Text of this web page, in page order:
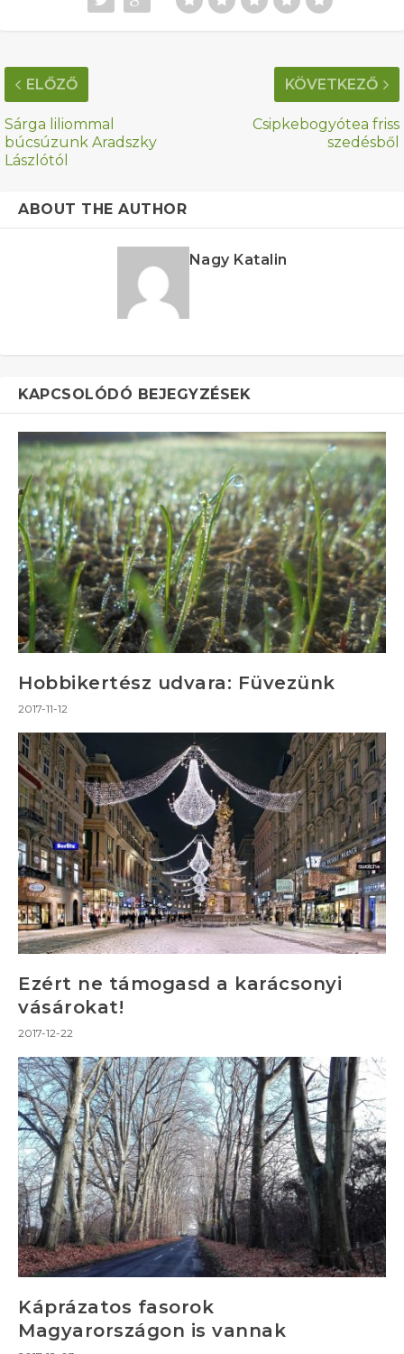
ELŐZŐ
Sárga liliommal
búcsúzunk Aradszky
Lászlótól
KÖVETKEZŐ
Csipkebogyótea friss
szedésből
ABOUT THE AUTHOR
Nagy Katalin
KAPCSOLÓDÓ BEJEGYZÉSEK
Hobbikertész udvara: Füvezünk
2017-11-12
Ezért ne támogasd a karácsonyi
vásárokat!
2017-12-22
Káprázatos fasorok
Magyarországon is vannak